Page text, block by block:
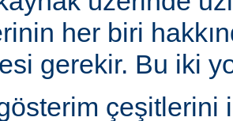
her biri
gerekir. Bu iki
çeşitlerini